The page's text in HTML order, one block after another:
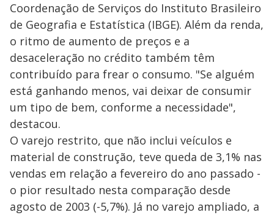
Coordenação de Serviços do Instituto Brasileiro
de Geografia e Estatística (IBGE). Além da renda,
o ritmo de aumento de preços e a
desaceleração no crédito também têm
contribuído para frear o consumo. "Se alguém
está ganhando menos, vai deixar de consumir
um tipo de bem, conforme a necessidade",
destacou.
O varejo restrito, que não inclui veículos e
material de construção, teve queda de 3,1% nas
vendas em relação a fevereiro do ano passado -
o pior resultado nesta comparação desde
agosto de 2003 (-5,7%). Já no varejo ampliado, a